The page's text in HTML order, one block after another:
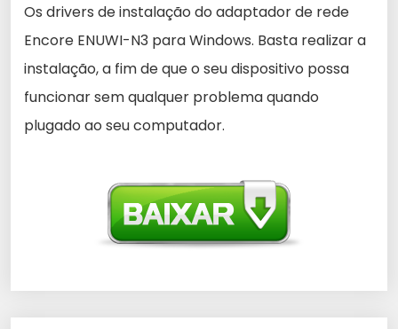
Os drivers de instalação do adaptador de rede
Encore ENUWI-N3 para Windows. Basta realizar a
instalação, a fim de que o seu dispositivo possa
funcionar sem qualquer problema quando
plugado ao seu computador.